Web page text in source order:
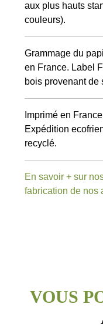
aux plus hauts
couleurs).
Grammage du
en France. Label
bois provenant de
Imprimé en
Expédition
recyclé.
En savoir + sur
fabrication de nos
VOUS